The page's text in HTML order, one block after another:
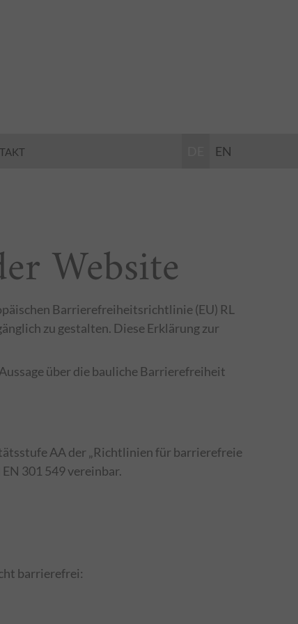
EN
Website
Barrierefreiheitsrichtlinie (EU) RL
zu gestalten. Diese Erklärung zur
über die bauliche Barrierefreiheit
AA der „Richtlinien für barrierefreie
301 549 vereinbar.
barrierefrei: